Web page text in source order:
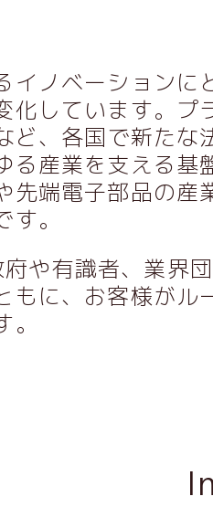
イノベーション
化しています。プ
ど、各国で新たな
る産業を支える
先端電子部品の
。
府や有識者、業界
もに、お客様がル